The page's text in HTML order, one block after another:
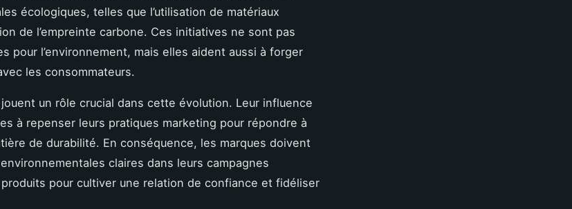
écologiques, telles que l’utilisation de matériaux
de l’empreinte carbone. Ces initiatives ne sont pas
pour l’environnement, mais elles aident aussi à forger
les consommateurs.
un rôle crucial dans cette évolution. Leur influence
à repenser leurs pratiques marketing pour répondre à
de durabilité. En conséquence, les marques doivent
claires dans leurs campagnes
pour cultiver une relation de confiance et fidéliser